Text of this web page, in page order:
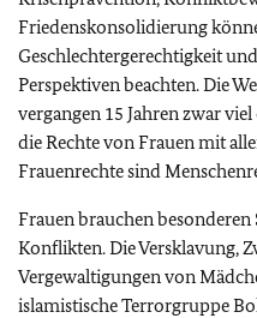
Friedenskonsolidierung
Geschlechtergerechtigkeit
Perspektiven beachten. Die
vergangen 15 Jahren zwar
die Rechte von Frauen mit
Frauenrechte sind
Frauen brauchen
Konflikten. Die Versklavung,
Vergewaltigungen von
islamistische Terrorgruppe